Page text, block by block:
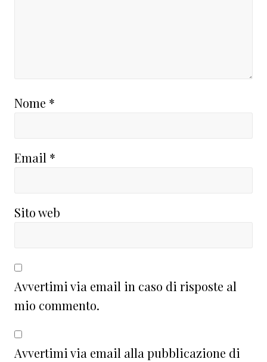
Nome *
Email *
Sito web
Avvertimi via email in caso di risposte al
mio commento.
Avvertimi via email alla pubblicazione di